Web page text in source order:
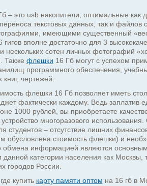
– это usb накопители, оптимальные как
текстовых данных, так и файлов
имеющими существенный
вполне достаточно для 3
нескольких сотен личных фотографий
Также флешки 16 Гб могут с успехом
программного обеспечения,
чертежей.
флешки 16 Гб позволяет иметь
фактически каждому. Ведь заплатив
1000 рублей, вы приобретаете
многоразового
студентов – отсутствие лишних
обусловлена стоимость флешки) и
обмена информацией являются
категории населения как Москвы,
городов России.
купить карту памяти оптом на 16 гб в